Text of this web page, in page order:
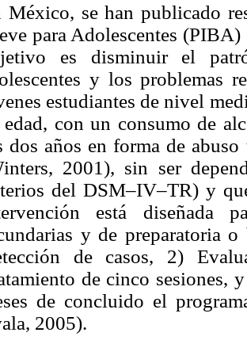
México, se han publicado
para Adolescentes
es disminuir el
y los problemas
estudiantes de nivel
edad, con un consumo de
dos años en forma de
2001), sin ser
del DSM–IV–TR) y
está diseñada
y de preparatoria
de casos, 2)
de cinco sesiones,
de concluido el
2005).